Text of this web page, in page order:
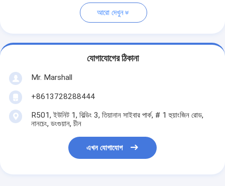
আরো দেখুন
যোগাযোগের ঠিকানা
Mr. Marshall
+8613728288444
R501, ইউনিট 1, বিল্ডিং 3, তিয়ানান সাইবার পার্ক, # 1 হুয়াংজিন রোড,
নানচেং, ডংগুয়ান, চীন
এখন যোগাযোগ